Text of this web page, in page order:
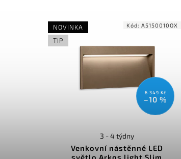
NOVINKA
TIP
6 349 Kč
–10 %
Venkovní nástěnné LED
světlo Arkos light Slim
3 - 4 týdny
Kód: A5150010OX